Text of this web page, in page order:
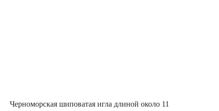
Черноморская шиповатая игла длиной около 11